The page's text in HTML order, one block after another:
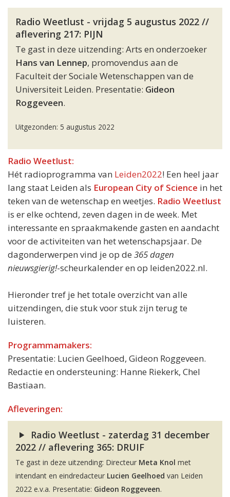
Radio Weetlust - vrijdag 5 augustus 2022 //
aflevering 217: PIJN
Te gast in deze uitzending: Arts en onderzoeker
Hans van Lennep, promovendus aan de
Faculteit der Sociale Wetenschappen van de
Universiteit Leiden. Presentatie: Gideon
Roggeveen.
Uitgezonden: 5 augustus 2022
Radio Weetlust:
Hét radioprogramma van Leiden2022! Een heel jaar
lang staat Leiden als European City of Science in het
teken van de wetenschap en weetjes. Radio Weetlust
is er elke ochtend, zeven dagen in de week. Met
interessante en spraakmakende gasten en aandacht
voor de activiteiten van het wetenschapsjaar. De
dagonderwerpen vind je op de 365 dagen
nieuwsgierig!-scheurkalender en op leiden2022.nl.
Hieronder tref je het totale overzicht van alle
uitzendingen, die stuk voor stuk zijn terug te
luisteren.
Programmamakers:
Presentatie: Lucien Geelhoed, Gideon Roggeveen.
Redactie en ondersteuning: Hanne Riekerk, Chel
Bastiaan.
Afleveringen:
Radio Weetlust - zaterdag 31 december
2022 // aflevering 365: DRUIF
Te gast in deze uitzending: Directeur Meta Knol met
intendant en eindredacteur Lucien Geelhoed van Leiden
2022 e.v.a. Presentatie: Gideon Roggeveen.